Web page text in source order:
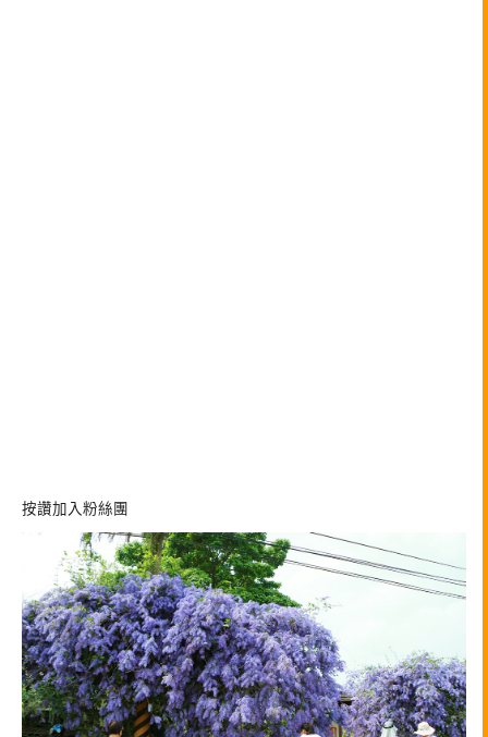
按讚加入粉絲團